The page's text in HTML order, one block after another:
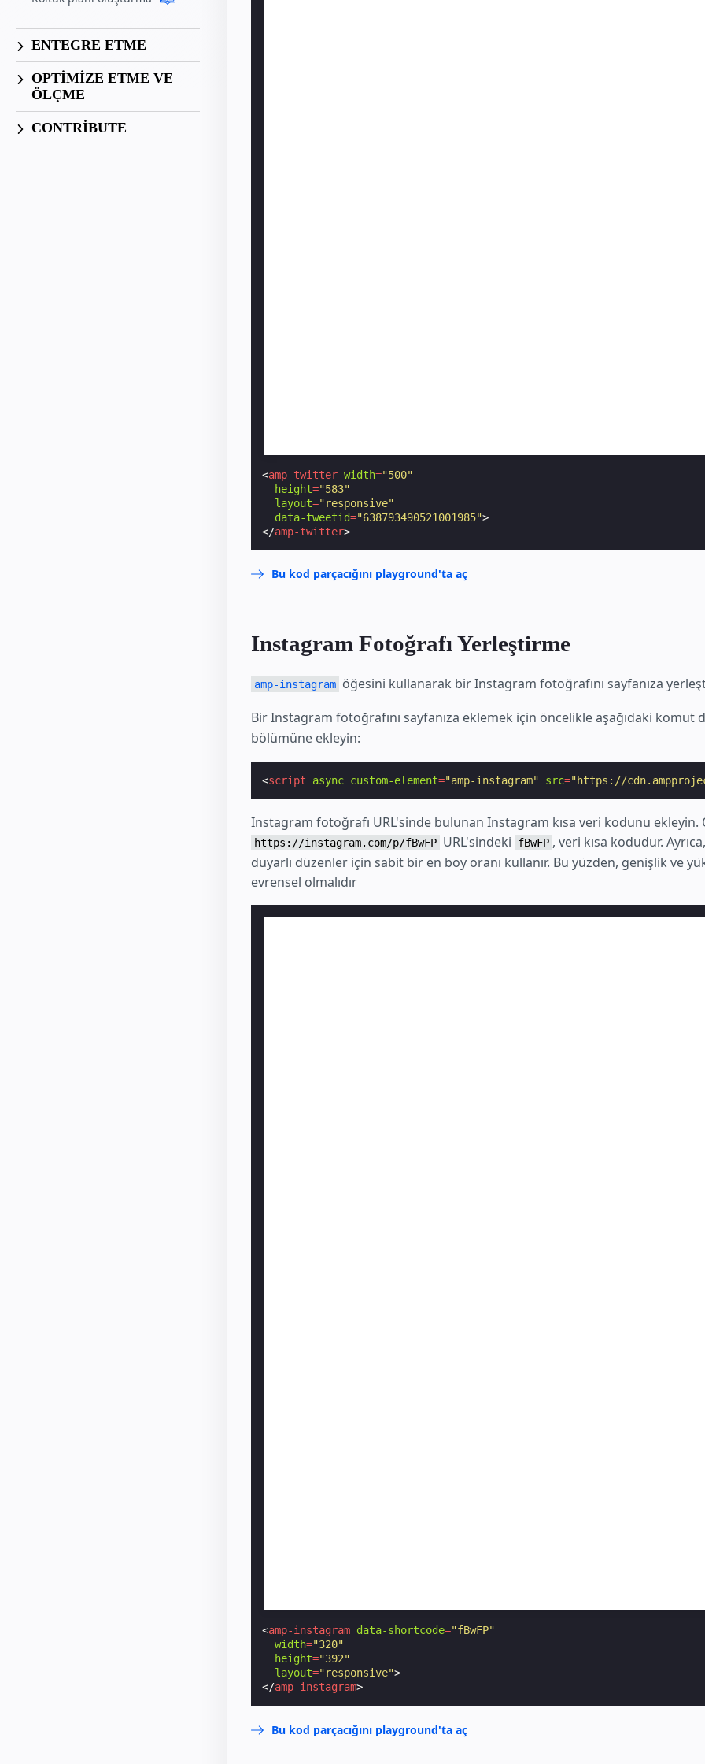
ENTEGRE ETME
OPTİMİZE ETME VE
ÖLÇME
CONTRIBUTE
<amp-twitter width="500"
height="583"
layout="responsive"
data-tweetid="638793490521001985">
</amp-twitter>
Bu kod parçacığını playground'ta aç
Instagram Fotoğrafı Yerleştirme
amp-instagram öğesini kullanarak bir Instagram fotoğrafını sayfanıza
Bir Instagram fotoğrafını sayfanıza eklemek için öncelikle aşağıdaki komut
bölümüne ekleyin:
<script async custom-element="amp-instagram" src="https://
Instagram fotoğrafı URL'sinde bulunan Instagram kısa veri kodunu ekleyin.
https://instagram.com/p/fBwFP URL'sindeki fBwFP , veri kısa kodudur.
duyarlı düzenler için sabit bir en boy oranı kullanır. Bu yüzden, genişlik ve
evrensel olmalıdır
<amp-instagram data-shortcode="fBwFP"
width="320"
height="392"
layout="responsive">
</amp-instagram>
Bu kod parçacığını playground'ta aç